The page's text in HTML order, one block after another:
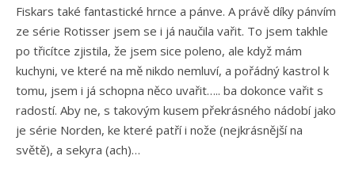
Fiskars také fantastické hrnce a pánve. A právě díky pánvím
ze série Rotisser jsem se i já naučila vařit. To jsem takhle
po třicítce zjistila, že jsem sice poleno, ale když mám
kuchyni, ve které na mě nikdo nemluví, a pořádný kastrol k
tomu, jsem i já schopna něco uvařit….. ba dokonce vařit s
radostí. Aby ne, s takovým kusem překrásného nádobí jako
je série Norden, ke které patří i nože (nejkrásnější na
světě), a sekyra (ach)…